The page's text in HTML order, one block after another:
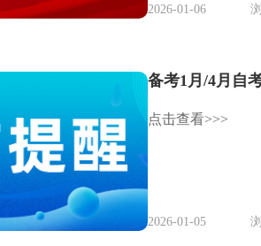
2026-01-06
备考1月/4月自
点击查看>>>
2026-01-05